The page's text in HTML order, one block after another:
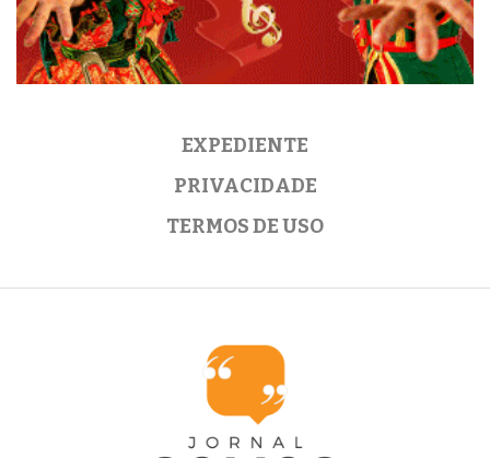
EXPEDIENTE
PRIVACIDADE
TERMOS DE USO